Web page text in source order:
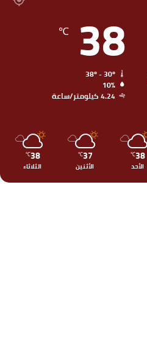
38
℃
10%
4.24 كيلومتر/ساعة
38
℃
الأحد
37
℃
الأثنين
38
℃
الثلاثاء